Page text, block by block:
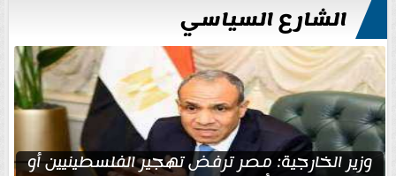
الشارع السياسي
وزير الخارجية: مصر ترفض تهجير الفلسطينيين أو